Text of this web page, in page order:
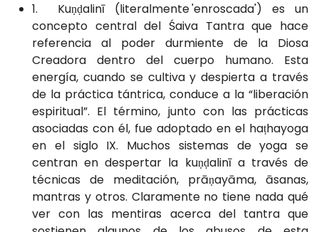
1. Kuṇḍalinī (literalmente 'enroscada') es un
concepto central del Śaiva Tantra que hace
referencia al poder durmiente de la Diosa
Creadora dentro del cuerpo humano. Esta
energía, cuando se cultiva y despierta a través
de la práctica tántrica, conduce a la “liberación
espiritual”. El término, junto con las prácticas
asociadas con él, fue adoptado en el haṭhayoga
en el siglo IX. Muchos sistemas de yoga se
centran en despertar la kuṇḍalinī a través de
técnicas de meditación, prāṇayāma, āsanas,
mantras y otros. Claramente no tiene nada qué
ver con las mentiras acerca del tantra que